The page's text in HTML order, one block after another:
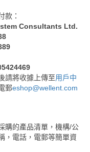
款：
Consultants Ltd.
請將收據上傳至用戶中
郵eshop@wellent.com
購的產品清單，機構/公
，電話，電郵等簡單資